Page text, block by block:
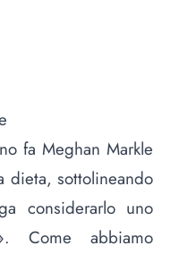
fa Meghan Markle
dieta, sottolineando
considerarlo uno
Come abbiamo